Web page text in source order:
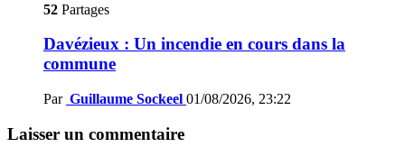
52 Partages
Davézieux : Un incendie en cours dans la
commune
Par Guillaume Sockeel 01/08/2026, 23:22
Laisser un commentaire